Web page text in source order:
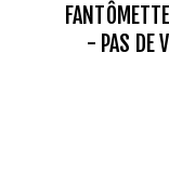
- PAS DE